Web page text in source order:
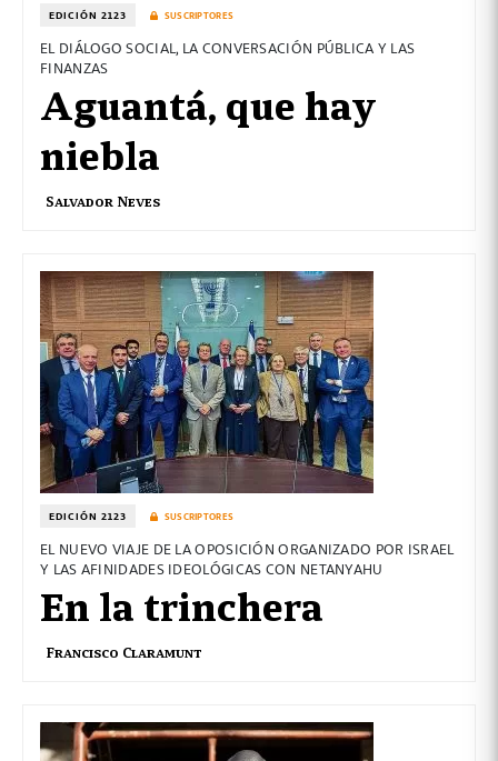
EDICIÓN 2123 SUSCRIPTORES
EL DIÁLOGO SOCIAL, LA CONVERSACIÓN PÚBLICA Y LAS
FINANZAS
Aguantá, que hay
niebla
Salvador Neves
EDICIÓN 2123 SUSCRIPTORES
EL NUEVO VIAJE DE LA OPOSICIÓN ORGANIZADO POR ISRAEL
Y LAS AFINIDADES IDEOLÓGICAS CON NETANYAHU
En la trinchera
Francisco Claramunt